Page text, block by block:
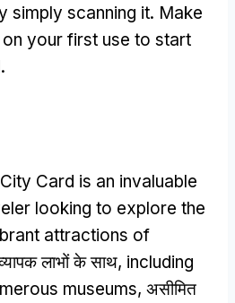
simply scanning it. Make
your first use to start
.
Card is an invaluable
looking to explore the
attractions of
लाभों के साथ, including
museums, असीमित